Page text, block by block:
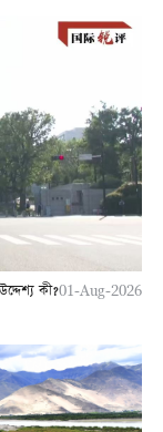
কী?01-Aug-2026